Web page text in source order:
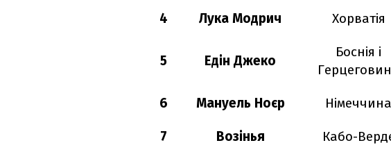
4 Лука Модрич Хорватія
5 Едін Джеко
Боснія і
6 Мануель Ноєр Німеччина
7 Возінья Кабо-